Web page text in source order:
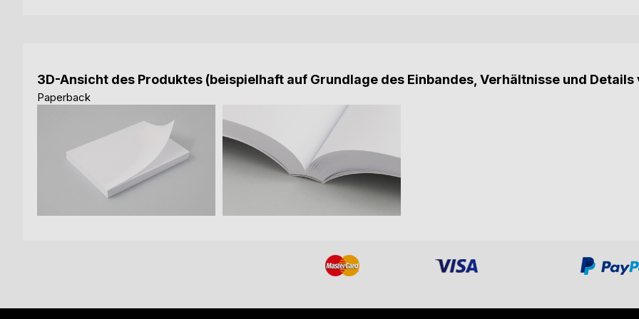
3D-Ansicht des Produktes (beispielhaft auf Grundlage des Einbandes, Verhältnisse und
Paperback